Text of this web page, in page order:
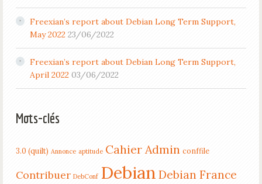
Freexian’s report about Debian Long Term Support,
May 2022 23/06/2022
Freexian’s report about Debian Long Term Support,
April 2022 03/06/2022
Mots-clés
3.0 (quilt) Annonce aptitude Cahier Admin conffile
Contribuer DebConf Debian Debian France